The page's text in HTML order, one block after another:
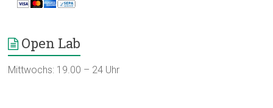
Open Lab
Mittwochs: 19.00 – 24 Uhr